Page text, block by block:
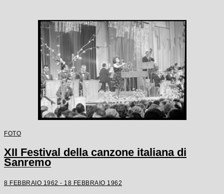
FOTO
XII Festival della canzone italiana di
Sanremo
8 FEBBRAIO 1962 - 18 FEBBRAIO 1962